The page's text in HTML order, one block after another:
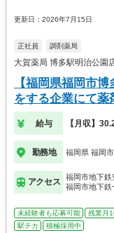
更新日：2026年7月15日
正社員 調剤薬局
大賀薬局 博多駅明治公
【福岡県福岡市
をする企業にて薬
給与 【月収】
勤務地 福岡県 福岡
アクセス
福岡市地下鉄
福岡市地下
未経験者も応募可能 残業月
駅チカ
積極採用中